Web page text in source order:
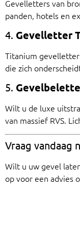
Gevelletters van
panden, hotels en
4. Gevelletter
Titanium
die zich
5.
Wilt u de luxe
van massief RVS.
Vraag vandaag
Wilt u uw gevel
op voor een advies